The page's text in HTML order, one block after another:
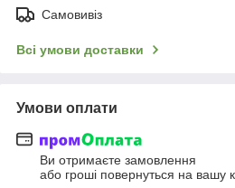
Самовивіз
Всі умови доставки
Умови оплати
Ви отримаєте замовлення
або гроші повернуться на вашу